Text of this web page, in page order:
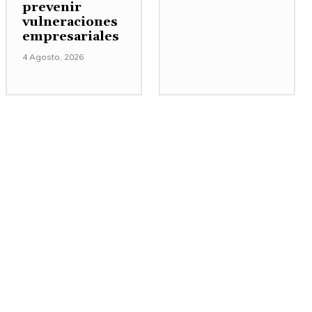
prevenir
vulneraciones
empresariales
4 Agosto, 2026